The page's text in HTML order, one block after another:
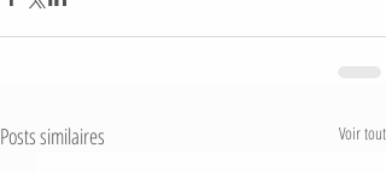
Posts similaires Voir tout